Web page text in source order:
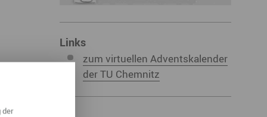
& Wellness
und Stauseen im Erzgebirge
Links
zum virtuellen Adventskalender
der TU Chemnitz
der